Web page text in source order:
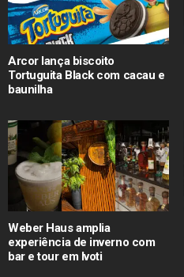
Arcor lança biscoito
Tortuguita Black com cacau e
baunilha
Weber Haus amplia
experiência de inverno com
bar e tour em Ivoti